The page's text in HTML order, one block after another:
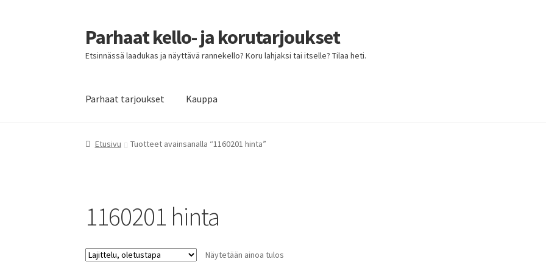
Siirry
navigointiin
Siirry
sisältöön
Parhaat kello- ja korutarjoukset
Etsinnässä laadukas ja näyttävä rannekello? Koru lahjaksi tai itselle? Tilaa heti.
Parhaat tarjoukset Kauppa
Etusivu Parhaat tarjoukset
Etusivu Tuotteet avainsanalla “1160201 hinta”
1160201 hinta
Näytetään ainoa tulos